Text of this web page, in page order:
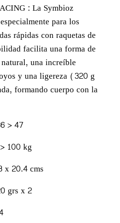
: La Symbioz
para los
rápidas con raquetas de
facilita una forma de
una increíble
y una ligereza (320 g
formando cuerpo con la
47
kg
20.4 cms
x 2